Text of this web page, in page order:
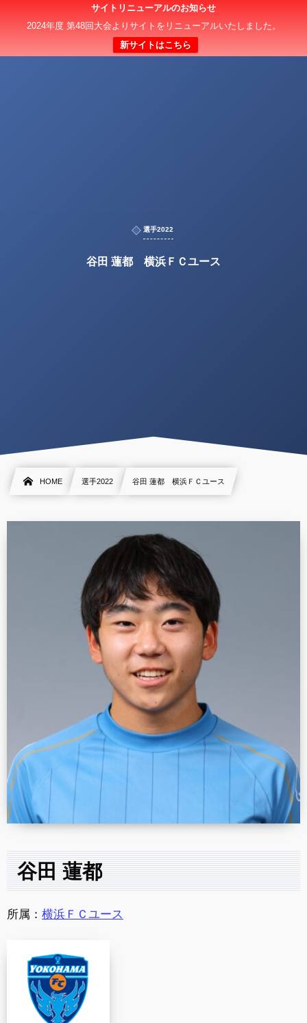
サイトリニューアルのお知らせ
2024年度 第48回大会よりサイトをリニューアルいたしました。
新サイトはこちら
選手2022
谷田 蓮都 横浜ＦＣユース
HOME 選手2022 谷田 蓮都 横浜ＦＣユース
谷田 蓮都
所属： 横浜ＦＣユース